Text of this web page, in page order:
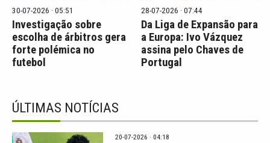
30-07-2026 · 05:51
Investigação sobre
escolha de árbitros gera
forte polémica no
futebol
28-07-2026 · 07:44
Da Liga de Expansão para
a Europa: Ivo Vázquez
assina pelo Chaves de
Portugal
ÚLTIMAS NOTÍCIAS
20-07-2026 · 04:18